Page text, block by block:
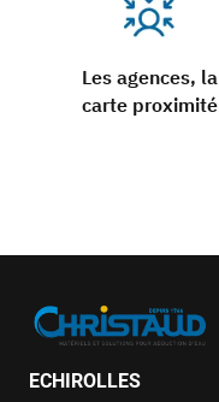
Les agences, la
carte proximité
ECHIROLLES